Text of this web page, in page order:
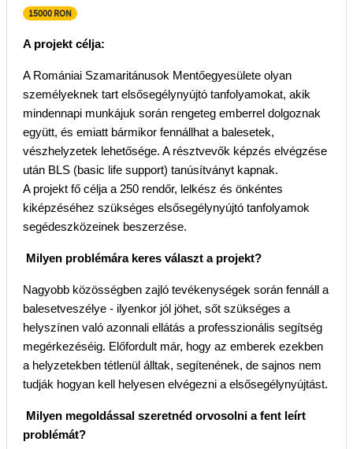
15000 RON
A projekt célja:
A Romániai Szamaritánusok Mentőegyesülete olyan
személyeknek tart elsősegélynyújtó tanfolyamokat, akik
mindennapi munkájuk során rengeteg emberrel dolgoznak
együtt, és emiatt bármikor fennállhat a balesetek,
vészhelyzetek lehetősége. A résztvevők képzés elvégzése
után BLS (basic life support) tanúsítványt kapnak.
A projekt fő célja a 250 rendőr, lelkész és önkéntes
kiképzéséhez szükséges elsősegélynyújtó tanfolyamok
segédeszközeinek beszerzése.
Milyen problémára keres választ a projekt?
Nagyobb közösségben zajló tevékenységek során fennáll a
balesetveszélye - ilyenkor jól jöhet, sőt szükséges a
helyszínen való azonnali ellátás a professzionális segítség
megérkezéséig. Előfordult már, hogy az emberek ezekben
a helyzetekben tétlenül álltak, segítenének, de sajnos nem
tudják hogyan kell helyesen elvégezni a elsősegélynyújtást.
Milyen megoldással szeretnéd orvosolni a fent leírt
problémát?